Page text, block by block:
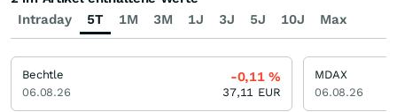
Intraday 5T 1M 3M 1J 3J 5J 10J Max
Bechtle
06.08.26
-0,11%
37,11 EUR
MDAX
06.08.26